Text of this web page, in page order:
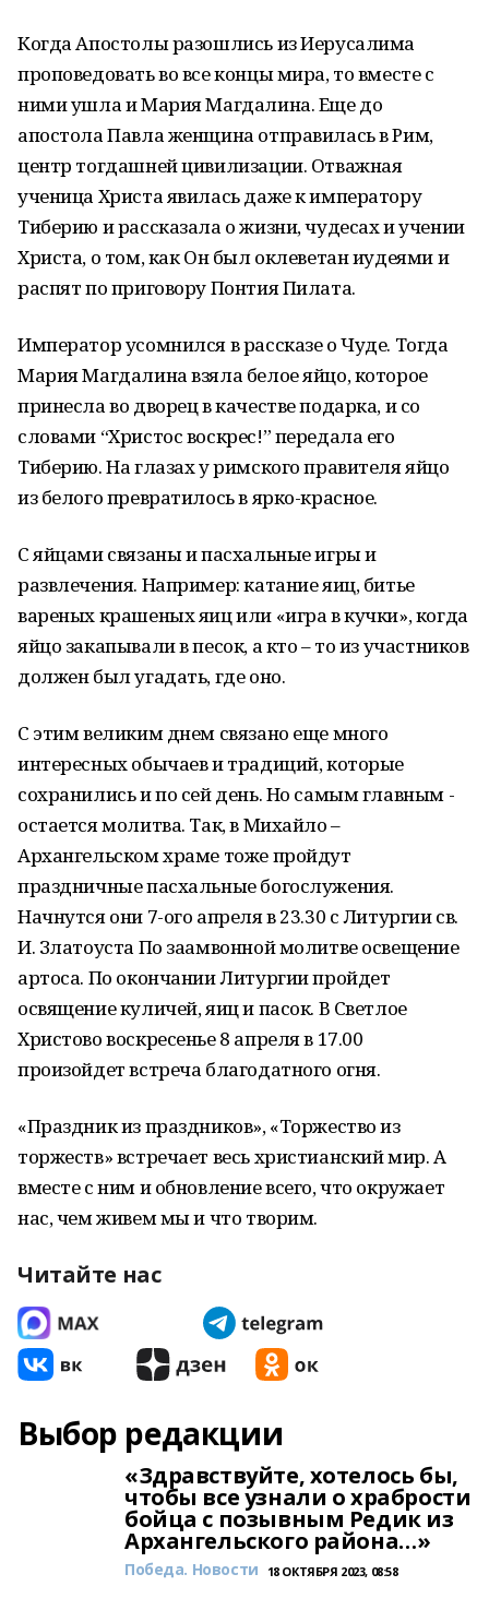
Когда Апостолы разошлись из Иерусалима
проповедовать во все концы мира, то вместе с
ними ушла и Мария Магдалина. Еще до
апостола Павла женщина отправилась в Рим,
центр тогдашней цивилизации. Отважная
ученица Христа явилась даже к императору
Тиберию и рассказала о жизни, чудесах и учении
Христа, о том, как Он был оклеветан иудеями и
распят по приговору Понтия Пилата.
Император усомнился в рассказе о Чуде. Тогда
Мария Магдалина взяла белое яйцо, которое
принесла во дворец в качестве подарка, и со
словами “Христос воскрес!” передала его
Тиберию. На глазах у римского правителя яйцо
из белого превратилось в ярко-красное.
С яйцами связаны и пасхальные игры и
развлечения. Например: катание яиц, битье
вареных крашеных яиц или «игра в кучки», когда
яйцо закапывали в песок, а кто – то из участников
должен был угадать, где оно.
С этим великим днем связано еще много
интересных обычаев и традиций, которые
сохранились и по сей день. Но самым главным -
остается молитва. Так, в Михайло –
Архангельском храме тоже пройдут
праздничные пасхальные богослужения.
Начнутся они 7-ого апреля в 23.30 с Литургии св.
И. Златоуста По заамвонной молитве освещение
артоса. По окончании Литургии пройдет
освящение куличей, яиц и пасок. В Светлое
Христово воскресенье 8 апреля в 17.00
произойдет встреча благодатного огня.
«Праздник из праздников», «Торжество из
торжеств» встречает весь христианский мир. А
вместе с ним и обновление всего, что окружает
нас, чем живем мы и что творим.
Читайте нас
Выбор редакции
«Здравствуйте, хотелось бы,
чтобы все узнали о храбрости
бойца с позывным Редик из
Архангельского района…»
Победа. Новости 18 ОКТЯБРЯ 2023, 08:58